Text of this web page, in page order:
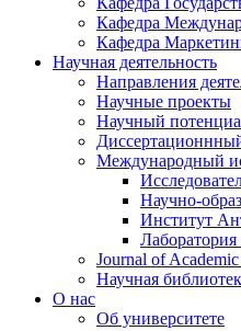
Кафедра
Кафедра
Научная деятельность
Направления
Научные проекты
Научный
Международный
Научно-
Институт
Лаборатория
Journal of
Научная
О нас
Об университете